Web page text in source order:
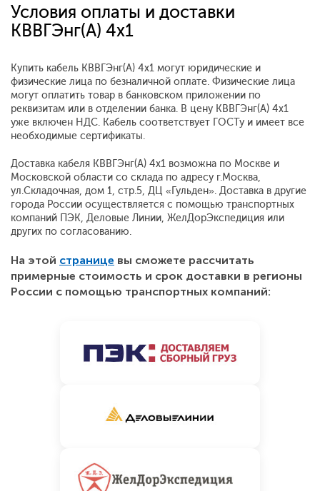
Условия оплаты и доставки
КВВГЭнг(А) 4x1
Купить кабель КВВГЭнг(А) 4x1 могут юридические и
физические лица по безналичной оплате. Физические лица
могут оплатить товар в банковском приложении по
реквизитам или в отделении банка. В цену КВВГЭнг(А) 4x1
уже включен НДС. Кабель соответствует ГОСТу и имеет все
необходимые сертификаты.
Доставка кабеля КВВГЭнг(А) 4x1 возможна по Москве и
Московской области со склада по адресу г.Москва,
ул.Складочная, дом 1, стр.5, ДЦ «Гульден». Доставка в другие
города России осуществляется с помощью транспортных
компаний ПЭК, Деловые Линии, ЖелДорЭкспедиция или
других по согласованию.
На этой странице вы сможете рассчитать
примерные стоимость и срок доставки в регионы
России с помощью транспортных компаний: